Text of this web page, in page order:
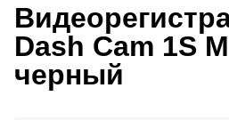
Dash Cam 1S
черный